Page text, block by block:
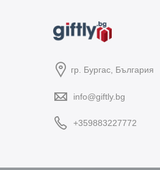
гр. Бургас, България
info@giftly.bg
+359883227772